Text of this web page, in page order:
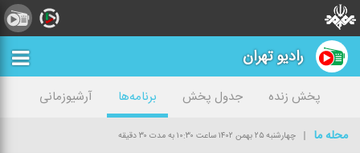
رادیو تهران
پخش زنده جدول پخش برنامه‌ها
آرشیوزمانی
محله ما
چهارشنبه ۲۵ بهمن ۱۴۰۲ ساعت ۱۰:۳۰ به مدت ۳۰ دقیقه